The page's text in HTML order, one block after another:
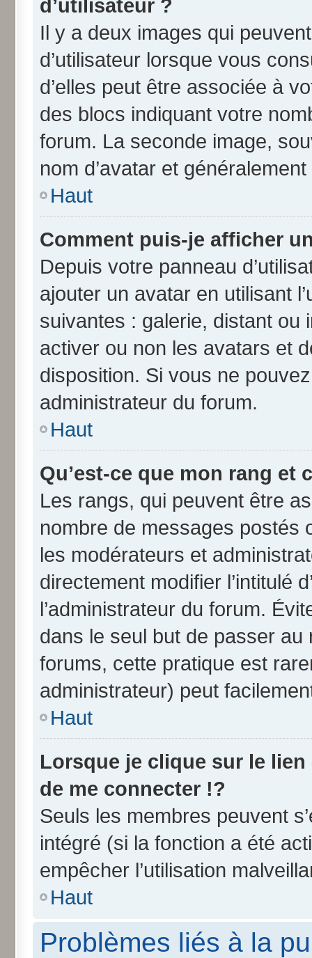
d’utilisateur ?
Il y a deux images qui
d’utilisateur lorsque vous
d’elles peut être associée à
des blocs indiquant votre
forum. La seconde image,
nom d’avatar et
Haut
Comment puis-je afficher
Depuis votre panneau
ajouter un avatar en utilisant
suivantes : galerie, distant ou
activer ou non les avatars et
disposition. Si vous ne
administrateur du forum.
Haut
Qu’est-ce que mon rang et
Les rangs, qui peuvent être
nombre de messages postés
les modérateurs et
directement modifier l’intitulé
l’administrateur du forum.
dans le seul but de passer
forums, cette pratique est
administrateur) peut
Haut
Lorsque je clique sur le lien
de me connecter !?
Seuls les membres peuvent
intégré (si la fonction a été
empêcher l’utilisation
Haut
Problèmes liés à la